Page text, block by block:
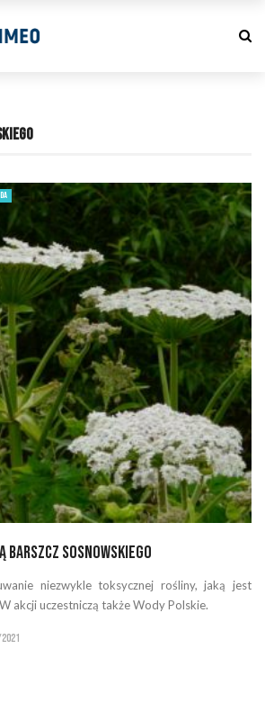
barszcz Sosnowskiego
niezwykle toksycznej rośliny, jaką jest
akcji uczestniczą także Wody Polskie.